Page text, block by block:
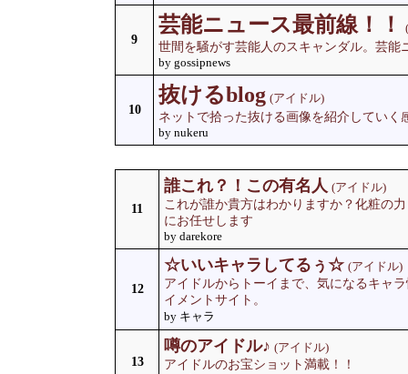
9
芸能ニュース最前線！！
世間を騒がす芸能人のスキャンダル。芸能
by gossipnews
10
抜けるblog (アイドル)
ネットで拾った抜ける画像を紹介していく
by nukeru
11
誰これ？！この有名人 (アイドル)
これが誰か貴方はわかりますか？化粧の
にお任せします
by darekore
12
☆いいキャラしてるぅ☆ (アイドル)
アイドルからトーイまで、気になるキャ
イメントサイト。
by キャラ
13
噂のアイドル♪ (アイドル)
アイドルのお宝ショット満載！！